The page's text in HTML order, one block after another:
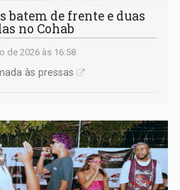
batem de frente e duas
no Cohab
de 2026 às 16:58
às pressas